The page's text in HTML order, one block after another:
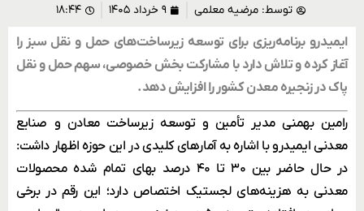
توسط: مرضیه معلمی ۹ خرداد ۱۴۰۵ ۱۸:۴۴
ایمیدرو برنامه‌ریزی برای توسعه زیرساخت‌های حمل ‌و نقل سبز را
آغاز کرده و تلاش دارد با مشارکت بخش خصوصی، سهم حمل‌ و نقل
پاک در زنجیره معدن کشور را افزایش دهد.
رامین بهمنی مدیر تأمین و توسعه زیرساخت معادن و صنایع
معدنی ایمیدرو با اشاره به آمارهای کلیدی در این حوزه اظهار داشت:
در حال حاضر بین ۳۰ تا ۴۰ درصد بهای تمام ‌شده محصولات
معدنی به هزینه‌های لجستیک اختصاص دارد؛ این رقم در برخی